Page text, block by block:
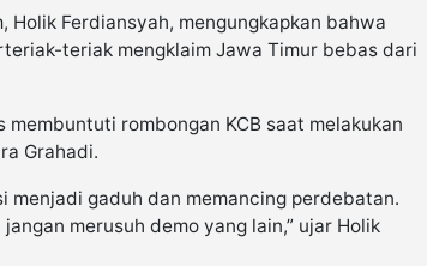
Holik Ferdiansyah, mengungkapkan bahwa
teriak mengklaim Jawa Timur bebas dari
rombongan KCB saat melakukan
Grahadi.
menjadi gaduh dan memancing perdebatan.
merusuh demo yang lain,” ujar Holik